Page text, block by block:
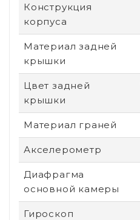
Конструкция
корпуса
Материал задней
крышки
Цвет задней
крышки
Материал граней
Акселерометр
Диафрагма
основной камеры
Гироскоп